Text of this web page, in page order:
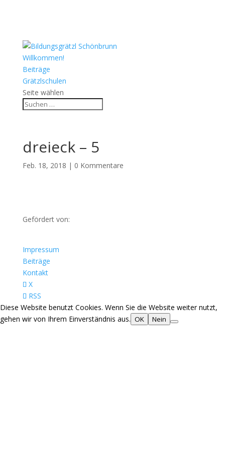
Willkommen!
Beiträge
Grätzlschulen
Seite wählen
dreieck – 5
Feb. 18, 2018 | 0 Kommentare
Gefördert von:
Impressum
Beiträge
Kontakt
X
RSS
Diese Website benutzt Cookies. Wenn Sie die Website weiter nutzt,
gehen wir von Ihrem Einverständnis aus. OK Nein